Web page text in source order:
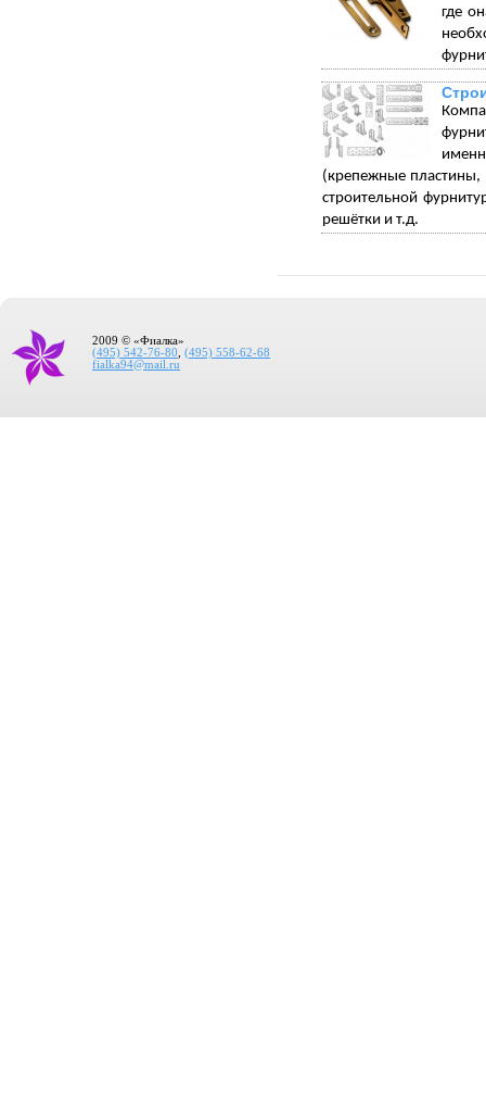
где
(крепежные пластины,
строительной
решётки и т.д.
2009 © «Фиалка»
(495) 542-76-80
(495) 558-62-68
fialka94@mail.ru